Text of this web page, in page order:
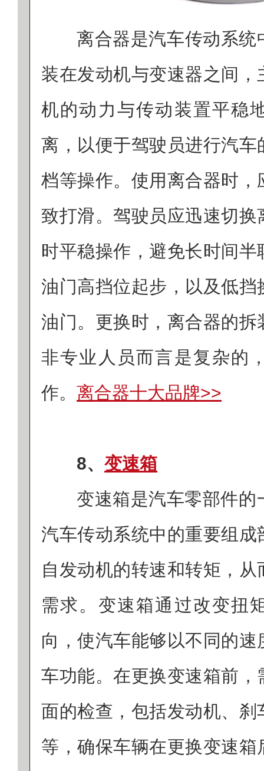
离合器是汽车传动系统
装在发动机与变速器之间
机的动力与传动装置平稳
离，以便于驾驶员进行汽车
档等操作。使用离合器时，
致打滑。驾驶员应迅速切换
时平稳操作，避免长时间
油门高挡位起步，以及低挡
油门。更换时，离合器的拆
非专业人员而言是复杂的
作。 离合器十大品牌>>‌
8、 变速箱
变速箱是汽车零部件的
汽车传动系统中的重要组成
自发动机的转速和转矩，
需求。变速箱通过改变扭
向，使汽车能够以不同的
车功能。在更换变速箱前，
面的检查，包括发动机、刹
等，确保车辆在更换变速